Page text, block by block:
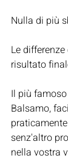
Nulla di più
Le
risultato
Il più
Balsamo,
senz'altro
nella vostra